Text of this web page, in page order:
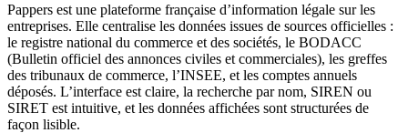
Pappers est une plateforme française d’information légale sur les
entreprises. Elle centralise les données issues de sources officielles :
le registre national du commerce et des sociétés, le BODACC
(Bulletin officiel des annonces civiles et commerciales), les greffes
des tribunaux de commerce, l’INSEE, et les comptes annuels
déposés. L’interface est claire, la recherche par nom, SIREN ou
SIRET est intuitive, et les données affichées sont structurées de
façon lisible.